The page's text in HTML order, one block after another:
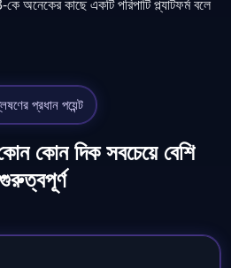
কাছে একটি পরিপাটি প্ল্যাটফর্ম বলে
প্রধান পয়েন্ট
কোন দিক সবচেয়ে বেশি
গুরুত্বপূর্ণ